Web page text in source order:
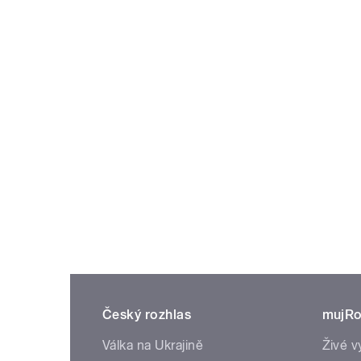
Český rozhlas
Válka na Ukrajině
Živé